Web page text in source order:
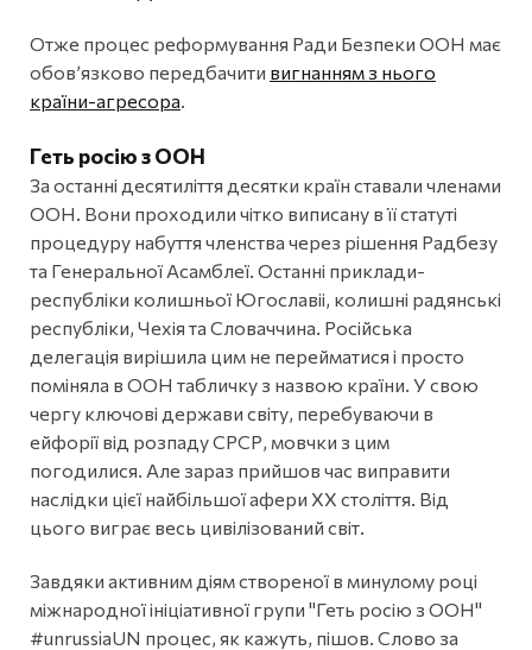
Отже процес реформування Ради Безпеки ООН має
обовʼязково передбачити вигнанням з нього
країни-агресора
Геть росію з ООН
За останні десятиліття десятки країн ставали членами
ООН. Вони проходили чітко виписану в її статуті
процедуру набуття членства через рішення Радбезу
та Генеральної Асамблеї. Останні приклади-
республіки колишньої Югославіі, колишні радянські
республіки, Чехія та Словаччина. Російська
делегація вирішила цим не перейматися і просто
поміняла в ООН табличку з назвою країни. У свою
чергу ключові держави світу, перебуваючи в
ейфорії від розпаду СРСР, мовчки з цим
погодилися. Але зараз прийшов час виправити
наслідки цієї найбільшої афери ХХ століття. Від
цього виграє весь цивілізований світ.
Завдяки активним діям створеної в минулому році
міжнародної ініціативної групи "Геть росію з ООН"
#unrussiaUN процес, як кажуть, пішов. Слово за